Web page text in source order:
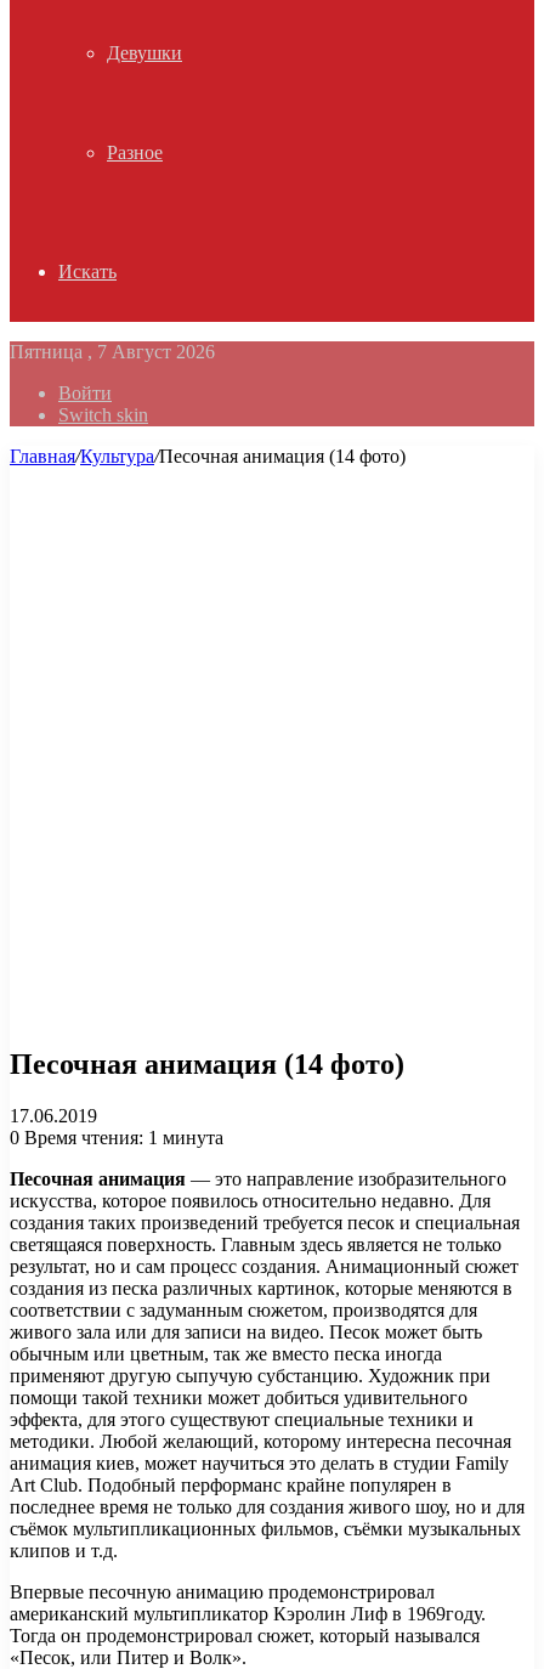
Девушки
Разное
Искать
Пятница , 7 Август 2026
Войти
Switch skin
Главная/Культура/Песочная анимация (14 фото)
Песочная анимация (14 фото)
17.06.2019
0 Время чтения: 1 минута
Песочная анимация — это направление изобразительного
искусства, которое появилось относительно недавно. Для
создания таких произведений требуется песок и специальная
светящаяся поверхность. Главным здесь является не только
результат, но и сам процесс создания. Анимационный сюжет
создания из песка различных картинок, которые меняются в
соответствии с задуманным сюжетом, производятся для
живого зала или для записи на видео. Песок может быть
обычным или цветным, так же вместо песка иногда
применяют другую сыпучую субстанцию. Художник при
помощи такой техники может добиться удивительного
эффекта, для этого существуют специальные техники и
методики. Любой желающий, которому интересна песочная
анимация киев, может научиться это делать в студии Family
Art Club. Подобный перформанс крайне популярен в
последнее время не только для создания живого шоу, но и для
съёмок мультипликационных фильмов, съёмки музыкальных
клипов и т.д.
Впервые песочную анимацию продемонстрировал
американский мультипликатор Кэролин Лиф в 1969году.
Тогда он продемонстрировал сюжет, который назывался
«Песок, или Питер и Волк».